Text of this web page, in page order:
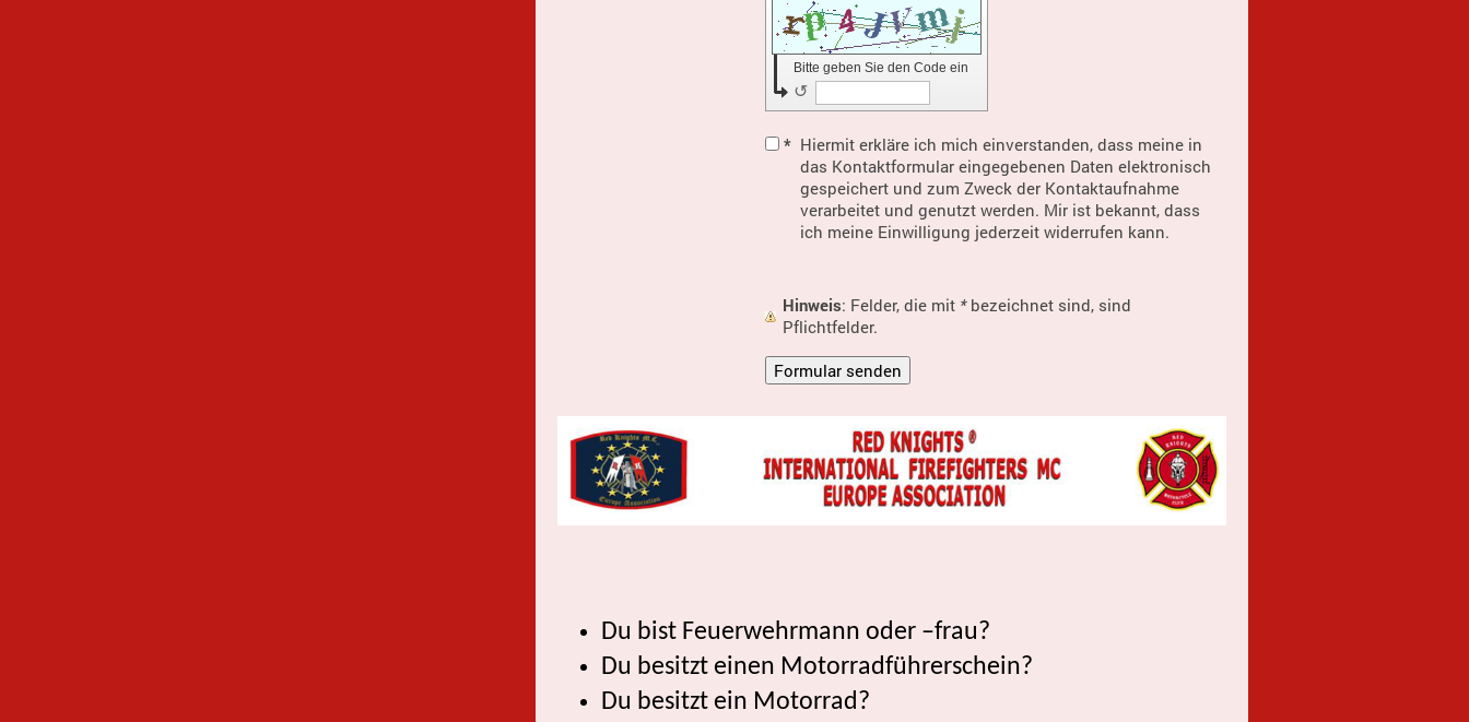
Bitte geben Sie den Code ein
↺
* Hiermit erkläre ich mich einverstanden, dass meine in
das Kontaktformular eingegebenen Daten elektronisch
gespeichert und zum Zweck der Kontaktaufnahme
verarbeitet und genutzt werden. Mir ist bekannt, dass
ich meine Einwilligung jederzeit widerrufen kann.
Hinweis : Felder, die mit *bezeichnet sind, sind
Pflichtfelder.
Du bist Feuerwehrmann oder –frau?
Du besitzt einen Motorradführerschein?
Du besitzt ein Motorrad?